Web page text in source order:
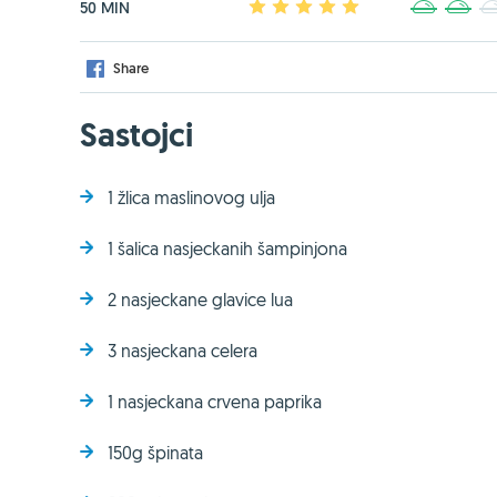
50 MIN 2 3 4
Share
Sastojci
1 žlica maslinovog ulja
1 šalica nasjeckanih šampinjona
2 nasjeckane glavice lua
3 nasjeckana celera
1 nasjeckana crvena paprika
150g špinata